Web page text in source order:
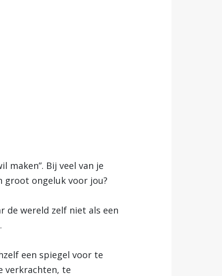
maken”. Bij veel van je
groot ongeluk voor jou?
de wereld zelf niet als een
een spiegel voor te
verkrachten, te